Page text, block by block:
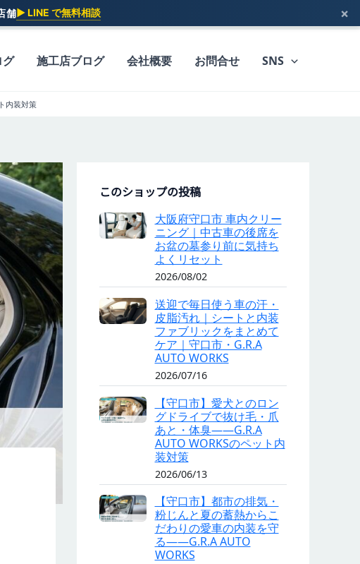
舗▶ LINE で無料相談 ×
グ 施工店ブログ 会社概要 お問合せ SNS
内装対策
このショップの投稿
大阪府守口市 車内クリー
ニング｜中古車の後席を
お盆の墓参り前に気持ち
よくリセット
2026/08/02
送迎で毎日使う車の汗・
皮脂汚れ｜シートと内装
ファブリックをまとめて
ケア｜守口市・G.R.A
AUTO WORKS
2026/07/16
【守口市】愛犬とのロン
グドライブで抜け毛・爪
あと・体臭——G.R.A
AUTO WORKSのペット内
装対策
2026/06/13
【守口市】都市の排気・
粉じんと夏の蓄熱からこ
だわりの愛車の内装を守
る——G.R.A AUTO
WORKS